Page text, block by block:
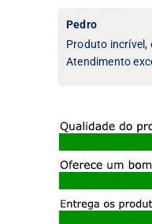
Pedro
Produto incrível,
Atendimento